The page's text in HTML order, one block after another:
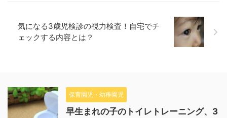
気になる3歳児検診の視力検査！自宅でチ
ェックする内容とは？
保育園児・幼稚園児
早生まれの子のトイレトレーニング、3